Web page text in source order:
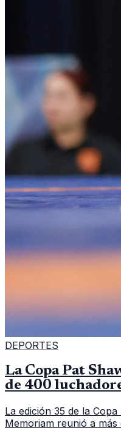
DEPORTES
La Copa Pat
de 400
La edición 35 de la
Memoriam reunió a más